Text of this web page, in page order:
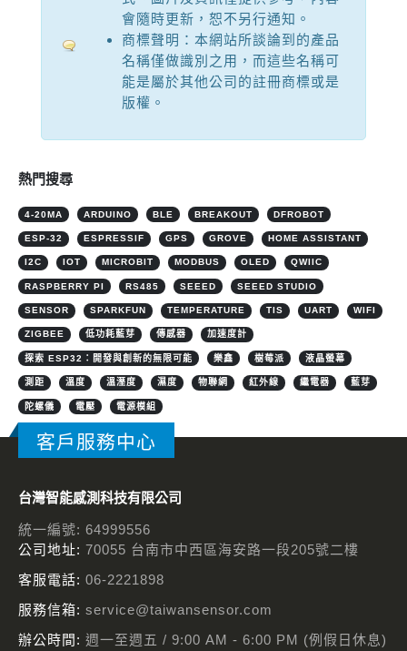
會隨時更新，恕不另行通知。
商標聲明：本網站所談論到的產品
名稱僅做識別之用，而這些名稱可
能是屬於其他公司的註冊商標或是
版權。
熱門搜尋
4-20MA ARDUINO BLE BREAKOUT DFROBOT
ESP-32 ESPRESSIF GPS GROVE HOME ASSISTANT
I2C IOT MICROBIT MODBUS OLED QWIIC
RASPBERRY PI RS485 SEEED SEEED STUDIO
SENSOR SPARKFUN TEMPERATURE TIS UART WIFI
ZIGBEE 低功耗藍芽 傳感器 加速度計
探索 ESP32：開發與創新的無限可能 樂鑫 樹莓派 液晶螢幕
測距 溫度 溫溼度 濕度 物聯網 紅外線 繼電器 藍芽
陀螺儀 電壓 電源模組
客戶服務中心
台灣智能感測科技有限公司
統一編號: 64999556
公司地址: 70055 台南市中西區海安路一段205號二樓
客服電話: 06-2221898
服務信箱: service@taiwansensor.com
辦公時間: 週一至週五 / 9:00 AM - 6:00 PM (例假日休息)